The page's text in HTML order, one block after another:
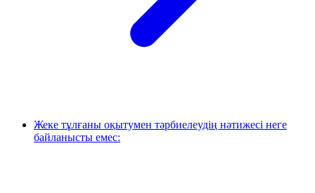
Жеке тұлғаны оқытумен тәрбиелеудің нәтижесі неге
байланысты емес: